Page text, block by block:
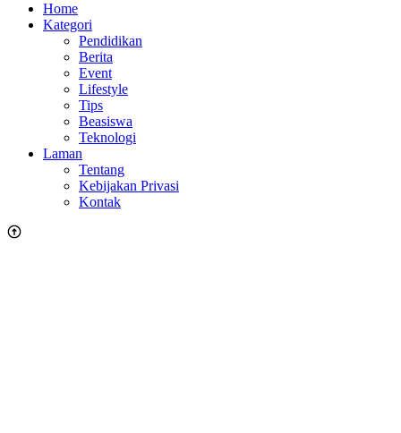
Home
Kategori
Pendidikan
Berita
Event
Lifestyle
Tips
Beasiswa
Teknologi
Laman
Tentang
Kebijakan Privasi
Kontak